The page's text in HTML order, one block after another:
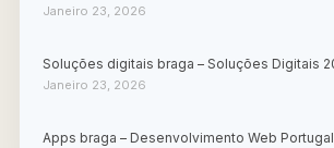
Janeiro 23, 2026
Soluções digitais braga – Soluções Digitais
Janeiro 23, 2026
Apps braga – Desenvolvimento Web Portugal